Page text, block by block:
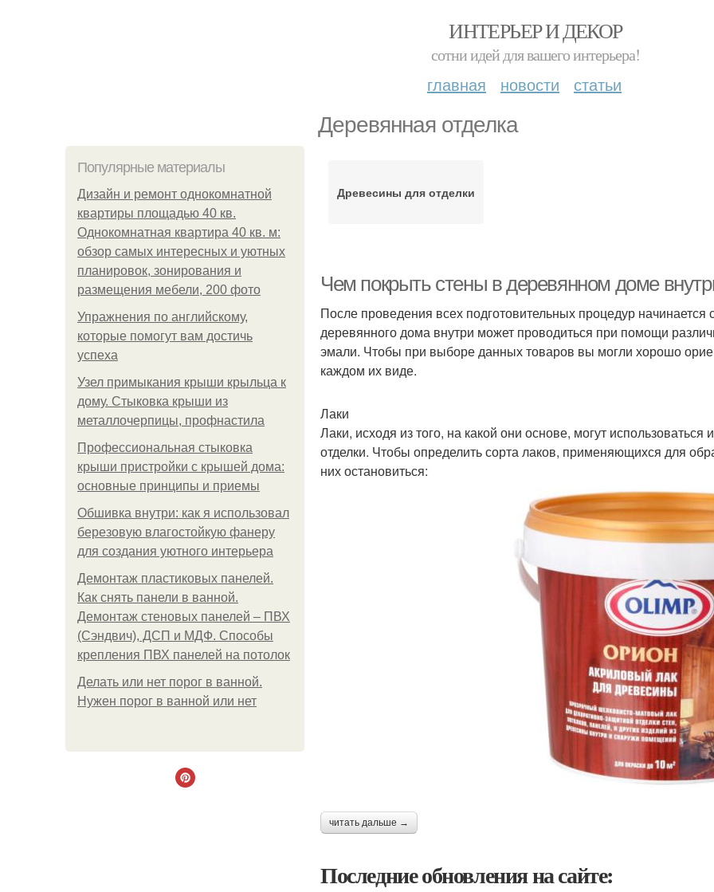
ИНТЕРЬЕР И ДЕКОР
сотни идей для вашего интерьера!
главная новости статьи
Деревянная отделка
Популярные материалы
Дизайн и ремонт однокомнатной
квартиры площадью 40 кв.
Однокомнатная квартира 40 кв. м:
обзор самых интересных и уютных
планировок, зонирования и
размещения мебели, 200 фото
Упражнения по английскому,
которые помогут вам достичь
успеха
Узел примыкания крыши крыльца к
дому. Стыковка крыши из
металлочерпицы, профнастила
Профессиональная стыковка
крыши пристройки с крышей дома:
основные принципы и приемы
Обшивка внутри: как я использовал
березовую влагостойкую фанеру
для создания уютного интерьера
Демонтаж пластиковых панелей.
Как снять панели в ванной.
Демонтаж стеновых панелей – ПВХ
(Сэндвич), ДСП и МДФ. Способы
крепления ПВХ панелей на потолок
Делать или нет порог в ванной.
Нужен порог в ванной или нет
Древесины для отделки
Чем покрыть стены в деревянном доме
После проведения всех подготовительных процедур
деревянного дома внутри может проводиться при помощи
эмали. Чтобы при выборе данных товаров вы могли хорошо
каждом их виде.
Лаки
Лаки, исходя из того, на какой они основе, могут
отделки. Чтобы определить сорта лаков, применяющихся для
них остановиться:
читать дальше →
Последние обновления на сайте: